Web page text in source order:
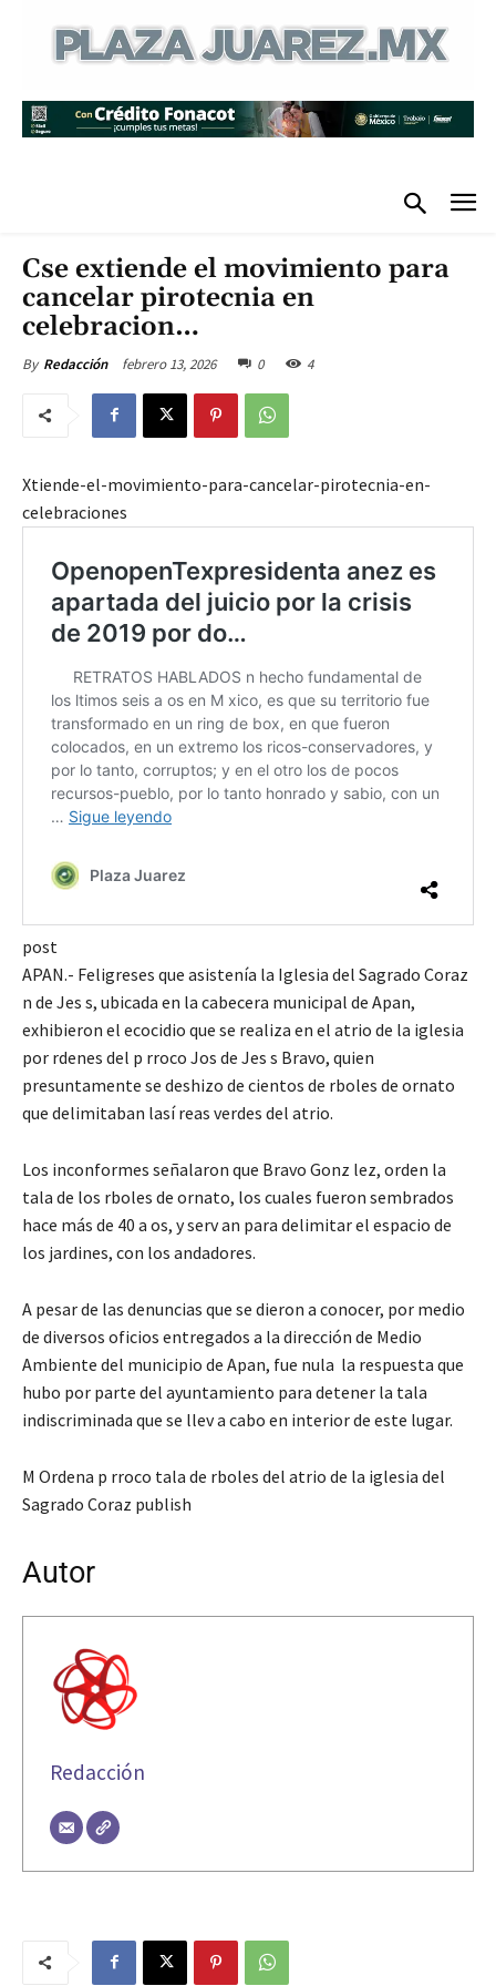
Cse extiende el movimiento para
cancelar pirotecnia en
celebracion…
By Redacción febrero 13, 2026 0 4
Xtiende-el-movimiento-para-cancelar-pirotecnia-en-
celebraciones
post
APAN.- Feligreses que asistenía la Iglesia del Sagrado Coraz
n de Jes s, ubicada en la cabecera municipal de Apan,
exhibieron el ecocidio que se realiza en el atrio de la iglesia
por rdenes del p rroco Jos de Jes s Bravo, quien
presuntamente se deshizo de cientos de rboles de ornato
que delimitaban lasí reas verdes del atrio.
Los inconformes señalaron que Bravo Gonz lez, orden la
tala de los rboles de ornato, los cuales fueron sembrados
hace más de 40 a os, y serv an para delimitar el espacio de
los jardines, con los andadores.
A pesar de las denuncias que se dieron a conocer, por medio
de diversos oficios entregados a la dirección de Medio
Ambiente del municipio de Apan, fue nula la respuesta que
hubo por parte del ayuntamiento para detener la tala
indiscriminada que se llev a cabo en interior de este lugar.
M Ordena p rroco tala de rboles del atrio de la iglesia del
Sagrado Coraz publish
Autor
Redacción